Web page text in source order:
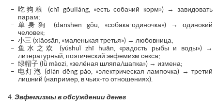
吃狗粮 (chī gǒuliáng, «есть собачий корм») → завидовать
парам;
单身狗 (dānshēn gǒu, «собака-одиночка») → одинокий
человек;
小三 (xiǎosān, «маленькая третья») → любовница;
鱼水之欢 (yúshuǐ zhī huān, «радость рыбы и воды») →
литературный, поэтический эвфемизм секса;
绿帽子 (lǜ màozi, «зелёная шляпа/шапка») → измена;
电灯泡 (diàn dēng pào, «электрическая лампочка) → третий
лишний (например, в чьих-то отношениях).
Эвфемизмы в обсуждении денег